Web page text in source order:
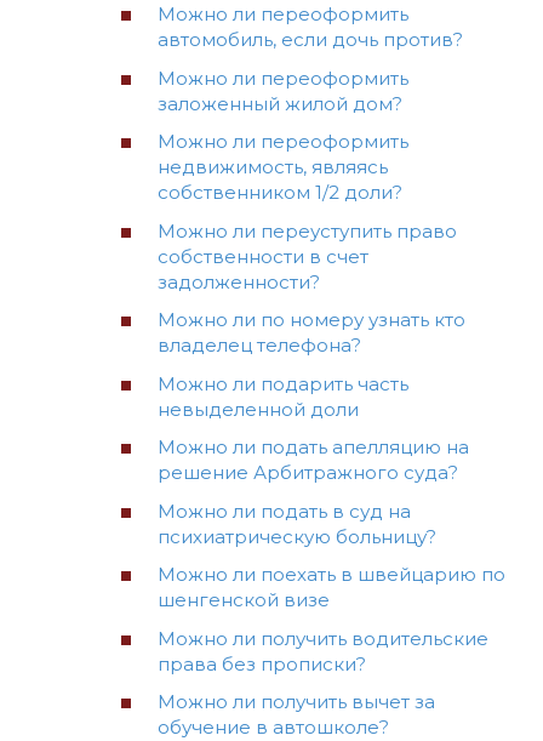
Можно ли переоформить
автомобиль, если дочь против?
Можно ли переоформить
заложенный жилой дом?
Можно ли переоформить
недвижимость, являясь
собственником 1/2 доли?
Можно ли переуступить право
собственности в счет
задолженности?
Можно ли по номеру узнать кто
владелец телефона?
Можно ли подарить часть
невыделенной доли
Можно ли подать апелляцию на
решение Арбитражного суда?
Можно ли подать в суд на
психиатрическую больницу?
Можно ли поехать в швейцарию по
шенгенской визе
Можно ли получить водительские
права без прописки?
Можно ли получить вычет за
обучение в автошколе?